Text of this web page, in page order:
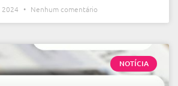
2024 Nenhum comentário
NOTÍCIA